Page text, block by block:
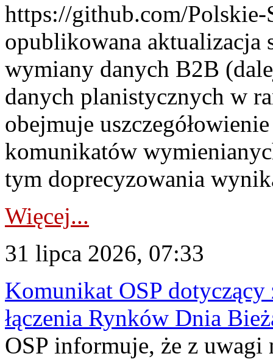
https://github.com/Polskie-
opublikowana aktualizacja
wymiany danych B2B
danych planistycznych w
obejmuje
komunikatów
tym doprecyzowania
Więcej...
31 lipca 2026, 07:33
Komunikat OSP dotyczący
łączenia Rynków Dnia
OSP informuje, że z uwagi